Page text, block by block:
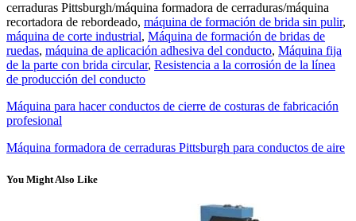
cerraduras Pittsburgh/máquina formadora de cerraduras/máquina
recortadora de rebordeado, máquina de formación de brida sin pulir,
máquina de corte industrial, Máquina de formación de bridas de
ruedas, máquina de aplicación adhesiva del conducto, Máquina fija
de la parte con brida circular, Resistencia a la corrosión de la línea
de producción del conducto
Máquina para hacer conductos de cierre de costuras de fabricación
profesional
Máquina formadora de cerraduras Pittsburgh para conductos de aire
You Might Also Like